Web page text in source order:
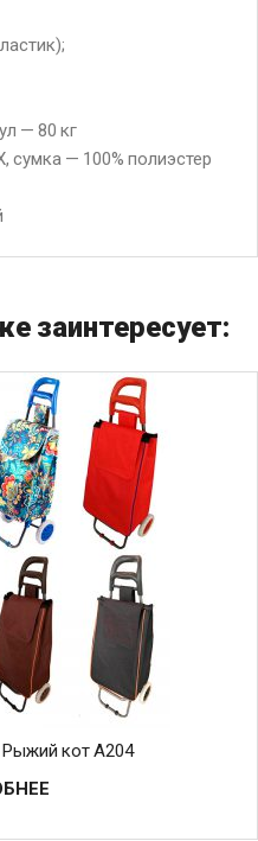
— 80 кг
сумка — 100% полиэстер
заинтересует:
кот A204